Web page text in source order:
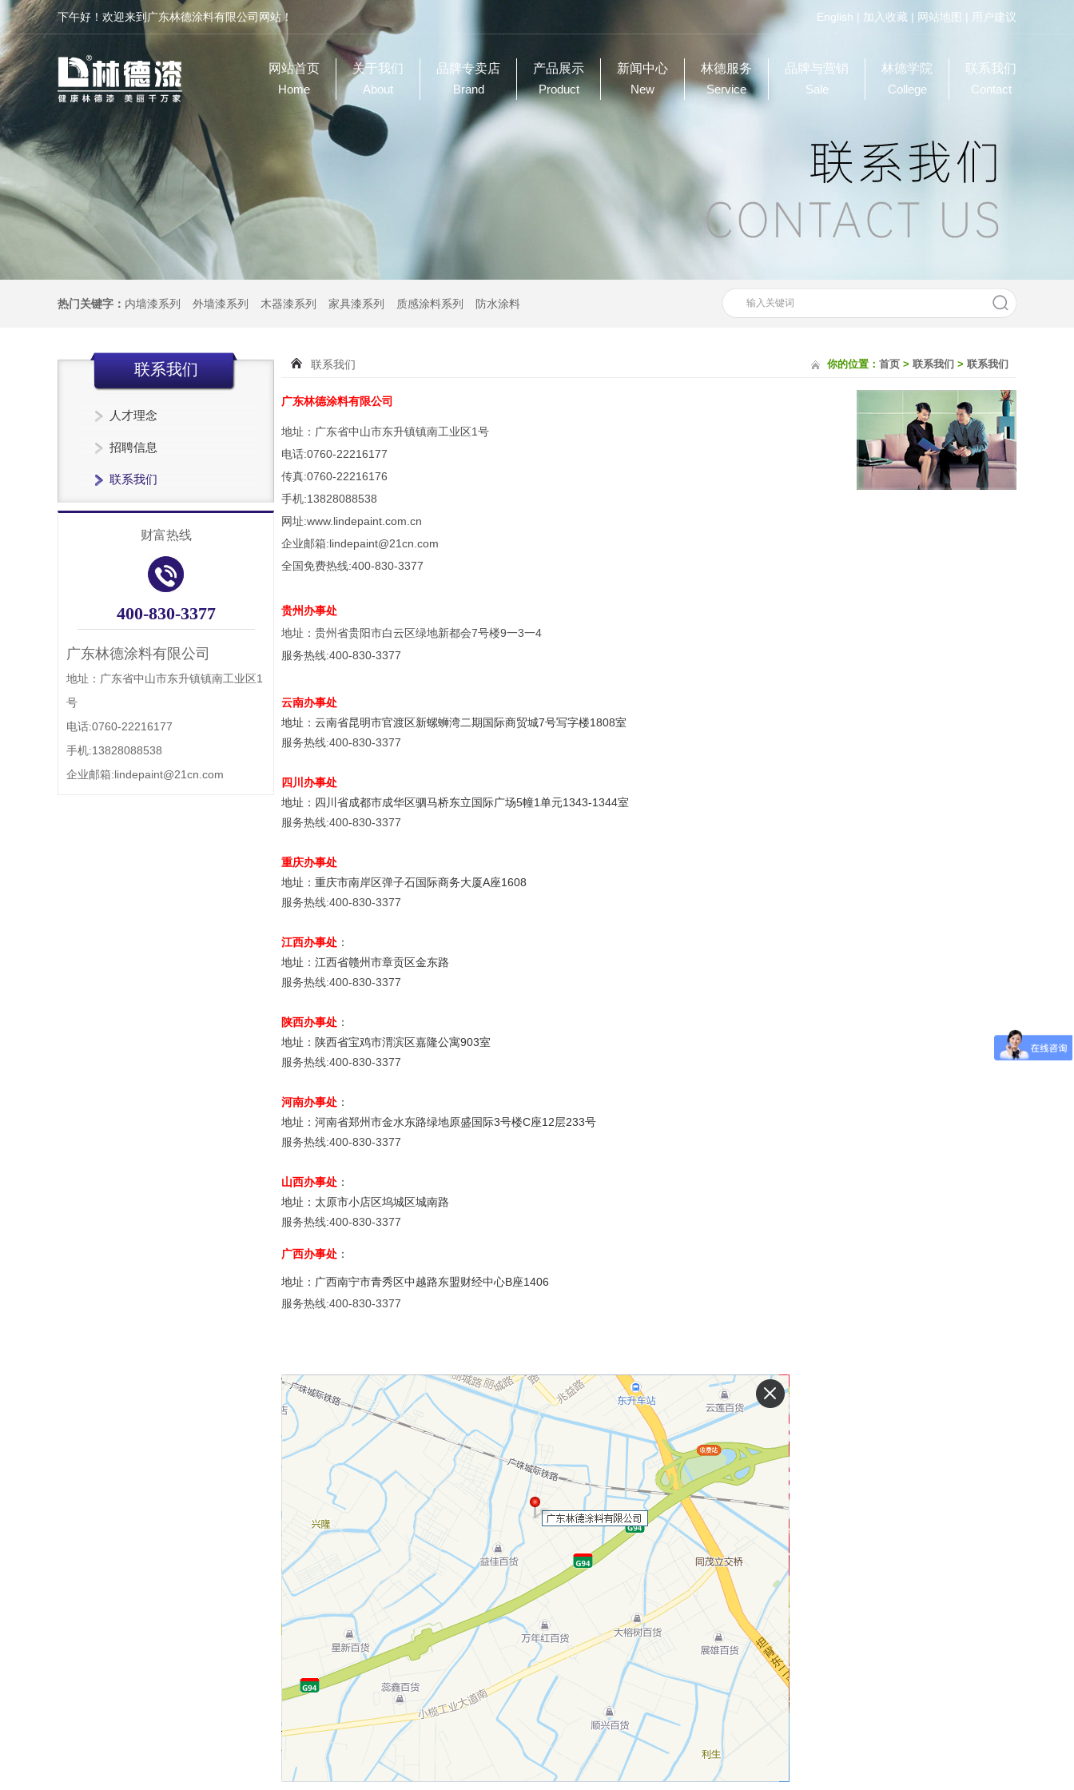
下午好！欢迎来到广东林德涂料有限公司网站！ English | 加入收藏 | 网站地图 | 用户建议
网站首页
Home
关于我们
About
品牌专卖店
Brand
产品展示
Product
新闻中心
New
林德服务
Service
品牌与营销
Sale
林德学院
College
联系我们
Contact
热门关键字： 内墙漆系列 外墙漆系列 木器漆系列 家具漆系列 质感涂料系列 防水涂料
联系我们
人才理念
招聘信息
联系我们
财富热线
400-830-3377
广东林德涂料有限公司
地址：广东省中山市东升镇镇南工业区1
号
电话:0760-22216177
手机:13828088538
企业邮箱:lindepaint@21cn.com
联系我们 你的位置： 首页 > 联系我们 > 联系我们
广东林德涂料有限公司
地址：广东省中山市东升镇镇南工业区1号
电话:0760-22216177
传真:0760-22216176
手机:13828088538
网址:www.lindepaint.com.cn
企业邮箱:lindepaint@21cn.com
全国免费热线:400-830-3377
贵州办事处
地址：贵州省贵阳市白云区绿地新都会7号楼9一3一4
服务热线:400-830-3377
云南办事处
地址：云南省昆明市官渡区新螺蛳湾二期国际商贸城7号写字楼1808室
服务热线:400-830-3377
四川办事处
地址：四川省成都市成华区驷马桥东立国际广场5幢1单元1343-1344室
服务热线:400-830-3377
重庆办事处
地址：重庆市南岸区弹子石国际商务大厦A座1608
服务热线:400-830-3377
江西办事处 ：
地址：江西省赣州市章贡区金东路
服务热线:400-830-3377
陕西办事处 ：
地址：陕西省宝鸡市渭滨区嘉隆公寓903室
服务热线:400-830-3377
河南办事处 ：
地址：河南省郑州市金水东路绿地原盛国际3号楼C座12层233号
服务热线:400-830-3377
山西办事处 ：
地址：太原市小店区坞城区城南路
服务热线:400-830-3377
广西办事处 ：
地址：广西南宁市青秀区中越路东盟财经中心B座1406
服务热线:400-830-3377